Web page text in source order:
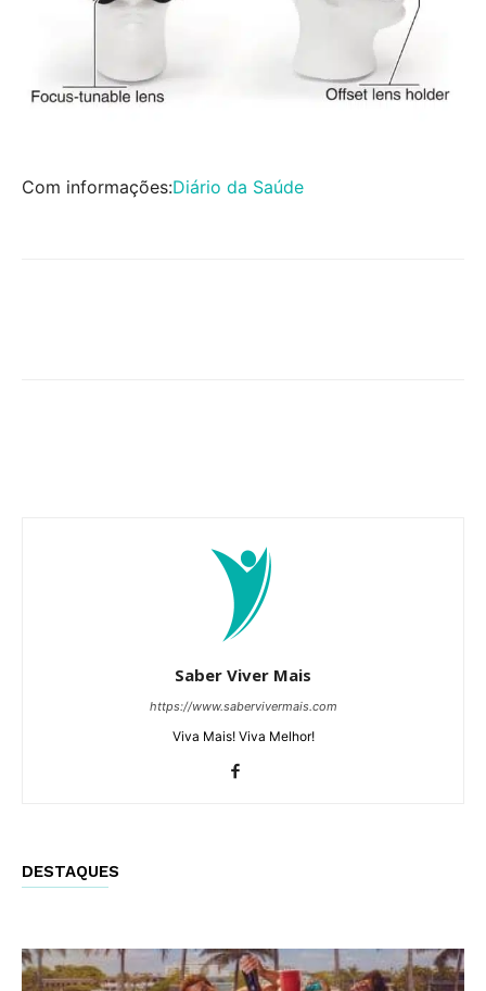
Com informações:Diário da Saúde
Saber Viver Mais
https://www.sabervivermais.com
Viva Mais! Viva Melhor!
DESTAQUES